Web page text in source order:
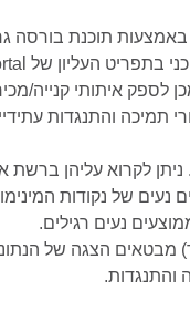
תוכנת בורסה
בתפריט העליון של
לספק איתותי קנייה/
תמיכה והתנגדות
לקרוא עליהן ברשת
של נקודות
נעים רגילים.
מבטאים הצגה של
והתנגדות.